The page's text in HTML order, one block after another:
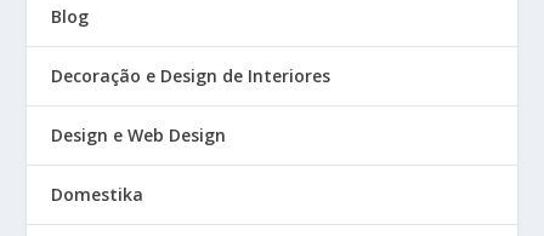
Blog
Decoração e Design de Interiores
Design e Web Design
Domestika